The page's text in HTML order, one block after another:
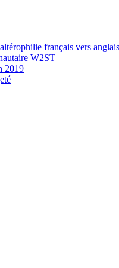
français vers anglais
W2ST
2019